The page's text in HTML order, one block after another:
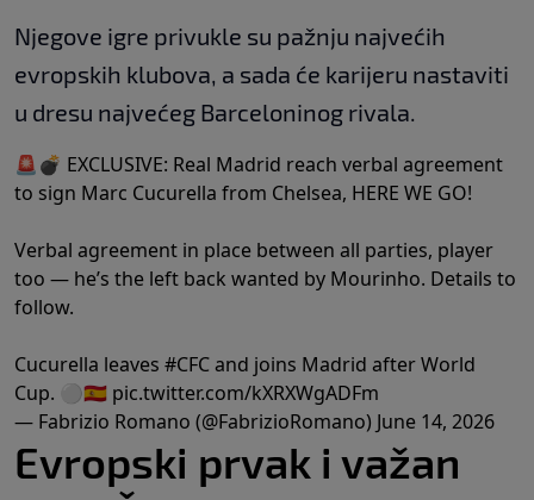
Njegove igre privukle su pažnju najvećih
evropskih klubova, a sada će karijeru nastaviti
u dresu najvećeg Barceloninog rivala.
🚨💣 EXCLUSIVE: Real Madrid reach verbal agreement
to sign Marc Cucurella from Chelsea, HERE WE GO!
Verbal agreement in place between all parties, player
too — he’s the left back wanted by Mourinho. Details to
follow.
Cucurella leaves #CFCand joins Madrid after World
Cup. ⚪️🇪🇸 pic.twitter.com/kXRXWgADFm
— Fabrizio Romano (@FabrizioRomano) June 14, 2026
Evropski prvak i važan